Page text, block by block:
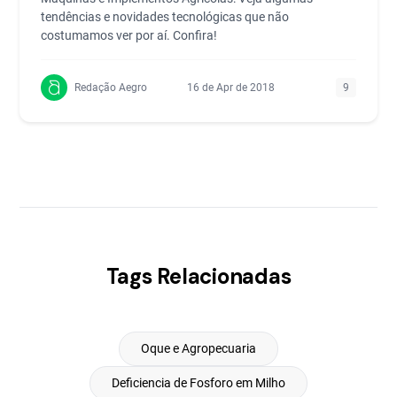
tendências e novidades tecnológicas que não
costumamos ver por aí. Confira!
Redação Aegro 16 de Apr de 2018 9
Tags Relacionadas
Oque e Agropecuaria
Deficiencia de Fosforo em Milho